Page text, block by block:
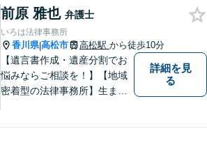
明を心がけています。早期解
決のため、まずはお気軽にご
相談ください。
前原 雅也 弁護士
いろは法律事務所
香川県|高松市 高松駅 から徒歩10分
【遺言書作成・遺産分割でお
悩みならご相談を！】【地域
密着型の法律事務所】生まれ
詳細を見
る